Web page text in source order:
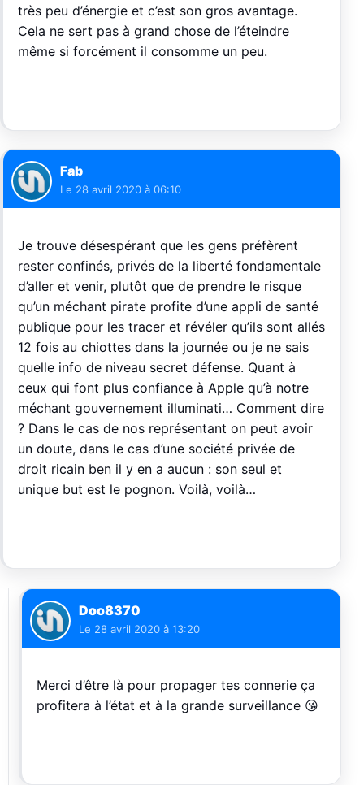
très peu d’énergie et c’est son gros avantage.
Cela ne sert pas à grand chose de l’éteindre
même si forcément il consomme un peu.
Fab
Le 28 avril 2020 à 06:10
Je trouve désespérant que les gens préfèrent
rester confinés, privés de la liberté fondamentale
d’aller et venir, plutôt que de prendre le risque
qu’un méchant pirate profite d’une appli de santé
publique pour les tracer et révéler qu’ils sont allés
12 fois au chiottes dans la journée ou je ne sais
quelle info de niveau secret défense. Quant à
ceux qui font plus confiance à Apple qu’à notre
méchant gouvernement illuminati… Comment dire
? Dans le cas de nos représentant on peut avoir
un doute, dans le cas d’une société privée de
droit ricain ben il y en a aucun : son seul et
unique but est le pognon. Voilà, voilà…
Doo8370
Le 28 avril 2020 à 13:20
Merci d’être là pour propager tes connerie ça
profitera à l’état et à la grande surveillance 😘